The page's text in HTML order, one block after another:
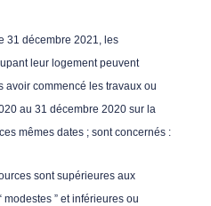
31 décembre 2021, les
leur logement peuvent
commencé les travaux ou
au 31 décembre 2020 sur la
mêmes dates ; sont concernés :
sont supérieures aux
” et inférieures ou